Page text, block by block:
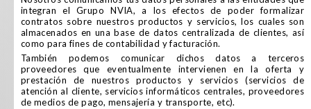
integran el Grupo NVIA, a los efectos de poder formalizar
contratos sobre nuestros productos y servicios, los cuales son
almacenados en una base de datos centralizada de clientes, así
como para fines de contabilidad y facturación.
También podemos comunicar dichos datos a terceros
proveedores que eventualmente intervienen en la oferta y
prestación de nuestros productos y servicios (servicios de
atención al cliente, servicios informáticos centrales, proveedores
de medios de pago, mensajería y transporte, etc).